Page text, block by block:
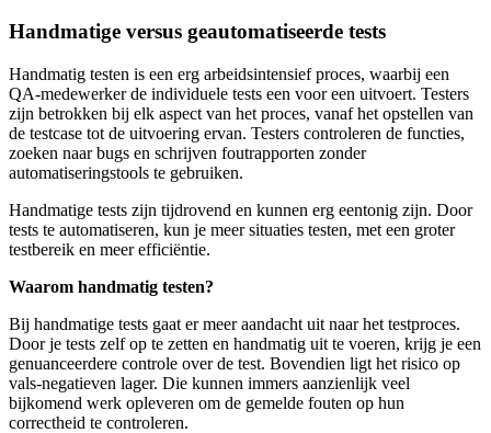
Handmatige versus geautomatiseerde tests
Handmatig testen is een erg arbeidsintensief proces, waarbij een
QA-medewerker de individuele tests een voor een uitvoert. Testers
zijn betrokken bij elk aspect van het proces, vanaf het opstellen van
de testcase tot de uitvoering ervan. Testers controleren de functies,
zoeken naar bugs en schrijven foutrapporten zonder
automatiseringstools te gebruiken.
Handmatige tests zijn tijdrovend en kunnen erg eentonig zijn. Door
tests te automatiseren, kun je meer situaties testen, met een groter
testbereik en meer efficiëntie.
Waarom handmatig testen?
Bij handmatige tests gaat er meer aandacht uit naar het testproces.
Door je tests zelf op te zetten en handmatig uit te voeren, krijg je een
genuanceerdere controle over de test. Bovendien ligt het risico op
vals-negatieven lager. Die kunnen immers aanzienlijk veel
bijkomend werk opleveren om de gemelde fouten op hun
correctheid te controleren.